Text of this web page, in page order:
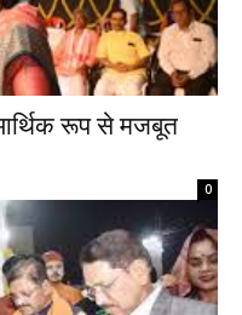
रूप से मजबूत
0